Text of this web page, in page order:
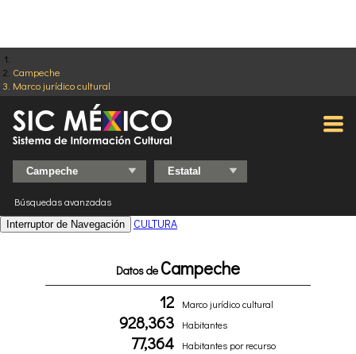
Campeche
Marco jurídico cultural
Búsquedas avanzadas
Interruptor de Navegación CULTURA
Datos de Campeche
12 Marco jurídico cultural
928,363 Habitantes
77,364 Habitantes por recurso